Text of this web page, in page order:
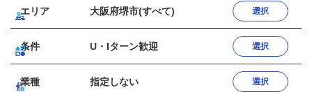
エリア 大阪府堺市(すべて) 選択
条件 U・Iターン歓迎 選択
業種 指定しない 選択